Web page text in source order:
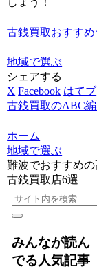
古銭買取おすす
地域で選ぶ
シェアする
X Facebook はてブ
古銭買取のABC
ホーム
地域で選ぶ
難波でおすすめ
古銭買取店6選
みんなが読ん
でる人気記事